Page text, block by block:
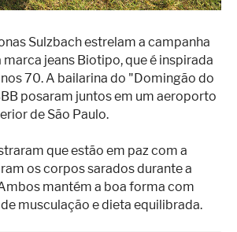
Sulzbach estrelam a campanha
jeans Biotipo, que é inspirada
70. A bailarina do "Domingão do
posaram juntos em um aeroporto
de São Paulo.
que estão em paz com a
os corpos sarados durante a
mantém a boa forma com
musculação e dieta equilibrada.